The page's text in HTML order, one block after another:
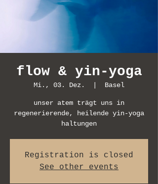
flow & yin-yoga
Mi., 03. Dez. Basel
unser atem trägt uns in
regenerierende, heilende yin-yoga
haltungen
Registration is closed
See other events